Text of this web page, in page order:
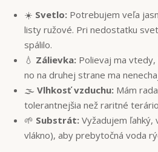
☀️ Svetlo: Potrebujem veľa
listy ružové. Pri nedostatku
spálilo.
💧 Zálievka: Polievaj ma
no na druhej strane ma
🌫️ Vlhkosť vzduchu: Mám
tolerantnejšia než raritné
🌱 Substrát: Vyžadujem
vlákno), aby prebytočná voda